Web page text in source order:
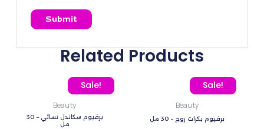
Related Products
Sale!
Beauty
برفيوم سكاندل نسائي – 30
مل
Original price was: 260,00 EGP.
Current price is: 195,00 EGP. Sale!
Beauty
برفيوم بكرات روج – 30 مل
Original price was:
Current